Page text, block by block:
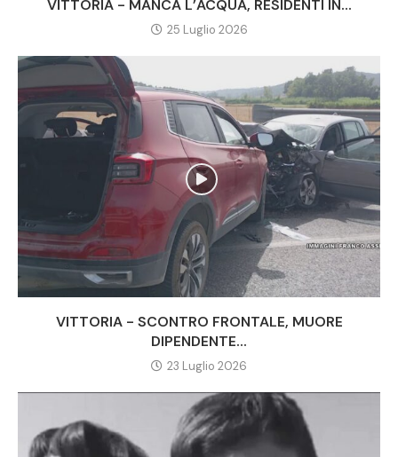
VITTORIA - MANCA L’ACQUA, RESIDENTI IN...
25 Luglio 2026
VITTORIA - SCONTRO FRONTALE, MUORE
DIPENDENTE...
23 Luglio 2026